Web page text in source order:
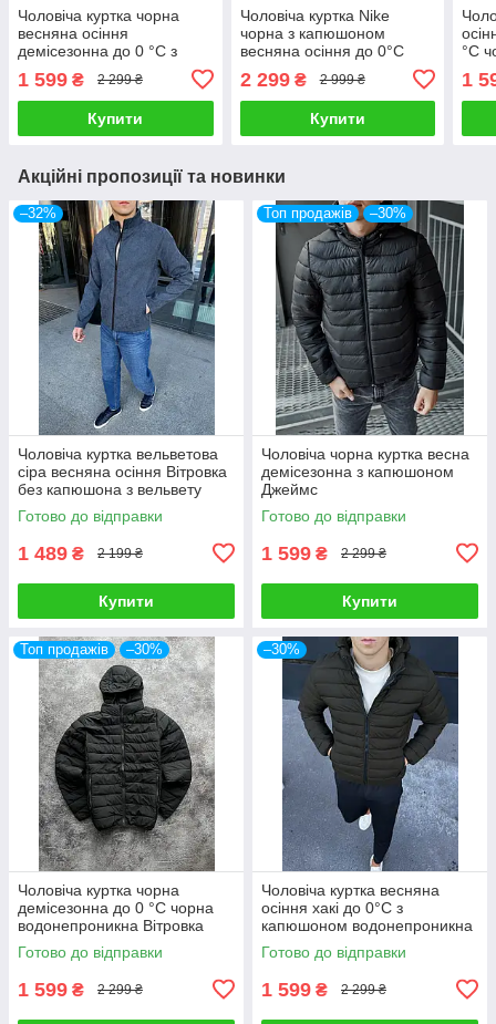
Чоловіча куртка чорна
весняна осіння
демісезонна до 0 °C з
водонепроникна
1 599 ₴ 2 299 ₴
Купити
Чоловіча куртка Nike
чорна з капюшоном
весняна осіння до 0°C
2 299₴ 2 999 ₴
Купити
°C
1
Акційні пропозиції та новинки
–32%
Чоловіча куртка вельветова
сіра весняна осіння Вітровка
без капюшона з вельвету
Готово до відправки
1 489 ₴ 2 199 ₴
Купити
Топ продажів –30%
Чоловіча чорна куртка весна
демісезонна з капюшоном
Джеймс
Готово до відправки
1 599 ₴ 2 299 ₴
Купити
Топ продажів –30%
Чоловіча куртка чорна
демісезонна до 0 °C чорна
водонепроникна Вітровка
осіння з капюшоном
Готово до відправки
1 599 ₴ 2 299 ₴
–30%
Чоловіча куртка весняна
осіння хакі до 0°C з
капюшоном водонепроникна
Вітровка демісезонна
Готово до відправки
1 599 ₴ 2 299 ₴